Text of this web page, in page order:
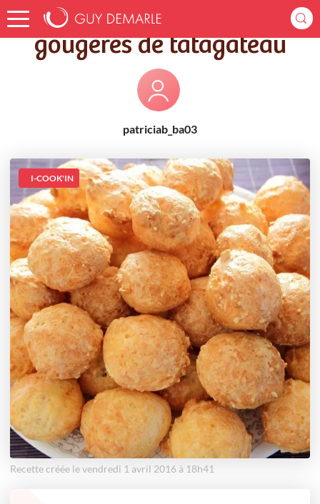
Accueil Recettes gougères de tatagateau
gougères de tatagateau
patriciab_ba03
I-COOK'IN
Recette créée le vendredi 1 avril 2016 à 18h41